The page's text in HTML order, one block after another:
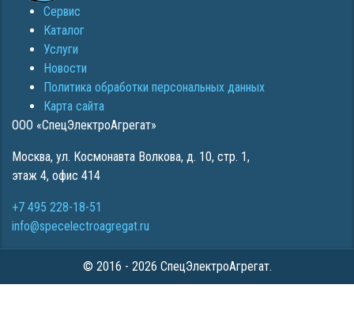
Сервис
Каталог
Услуги
Новости
Политика обработки персональных данных
Карта сайта
ООО «СпецЭлектроАгрегат»
Москва, ул. Космонавта Волкова, д. 10, стр. 1,
этаж 4, офис 414
+7 495 228-18-51
info@specelectroagregat.ru
© 2016 - 2026 СпецЭлектроАгрегат.